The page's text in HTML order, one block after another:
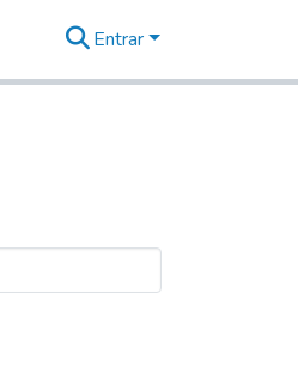
Entrar